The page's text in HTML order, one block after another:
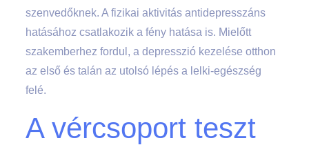
szenvedőknek. A fizikai aktivitás antidepresszáns
hatásához csatlakozik a fény hatása is. Mielőtt
szakemberhez fordul, a depresszió kezelése otthon
az első és talán az utolsó lépés a lelki-egészség
felé.
A vércsoport teszt